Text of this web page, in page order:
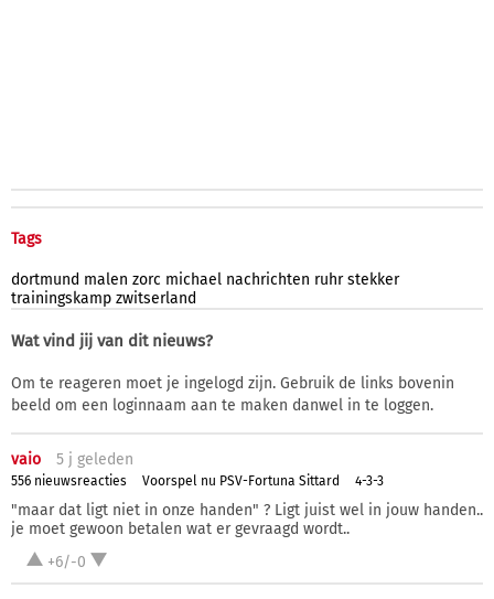
Tags
dortmund malen zorc michael nachrichten ruhr stekker
trainingskamp zwitserland
Wat vind jij van dit nieuws?
Om te reageren moet je ingelogd zijn. Gebruik de links bovenin
beeld om een loginnaam aan te maken danwel in te loggen.
vaio 5 j geleden
556 nieuwsreacties Voorspel nu PSV-Fortuna Sittard 4-3-3
"maar dat ligt niet in onze handen" ? Ligt juist wel in jouw handen..
je moet gewoon betalen wat er gevraagd wordt..
+6/-0